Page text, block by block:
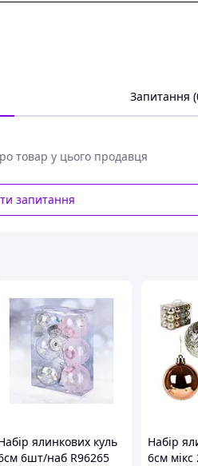
Запитання
товар у цього продавця
запитання
ялинкових куль
6шт/наб R96265
Набір
6см